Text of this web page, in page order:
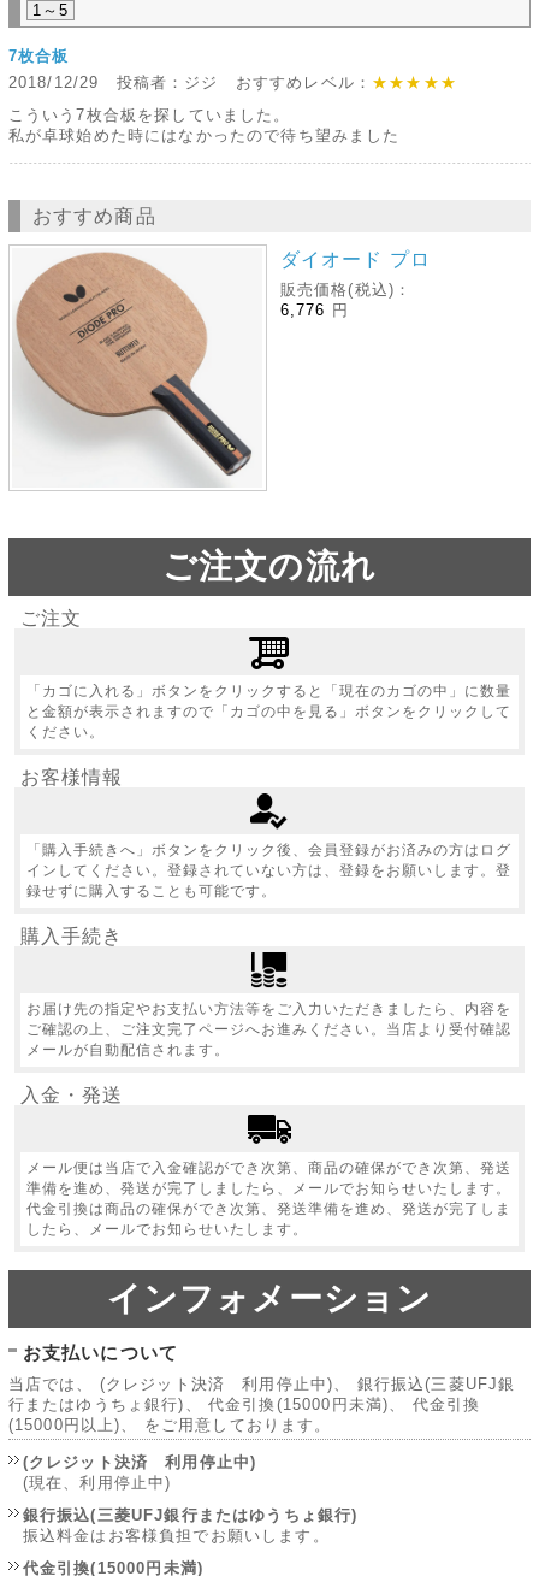
1～5
7枚合板
2018/12/29 投稿者：ジジ おすすめレベル： ★★★★★
こういう7枚合板を探していました。
私が卓球始めた時にはなかったので待ち望みました
おすすめ商品
ダイオード プロ
販売価格(税込)：
6,776 円
ご注文の流れ
ご注文
「カゴに入れる」ボタンをクリックすると「現在のカゴの中」に数量
と金額が表示されますので「カゴの中を見る」ボタンをクリックして
ください。
お客様情報
「購入手続きへ」ボタンをクリック後、会員登録がお済みの方はログ
インしてください。登録されていない方は、登録をお願いします。登
録せずに購入することも可能です。
購入手続き
お届け先の指定やお支払い方法等をご入力いただきましたら、内容を
ご確認の上、ご注文完了ページへお進みください。当店より受付確認
メールが自動配信されます。
入金・発送
メール便は当店で入金確認ができ次第、商品の確保ができ次第、発送
準備を進め、発送が完了しましたら、メールでお知らせいたします。
代金引換は商品の確保ができ次第、発送準備を進め、発送が完了しま
したら、メールでお知らせいたします。
インフォメーション
お支払いについて
当店では、 (クレジット決済 利用停止中)、 銀行振込(三菱UFJ銀
行またはゆうちょ銀行)、 代金引換(15000円未満)、 代金引換
(15000円以上)、 をご用意しております。
(クレジット決済 利用停止中)
(現在、利用停止中)
銀行振込(三菱UFJ銀行またはゆうちょ銀行)
振込料金はお客様負担でお願いします。
代金引換(15000円未満)